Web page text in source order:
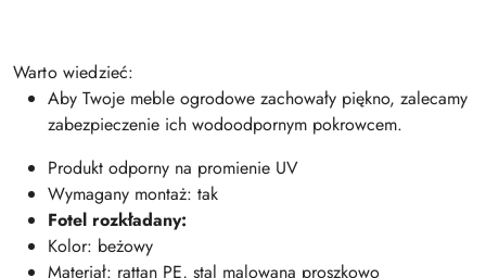
Warto wiedzieć:
Aby Twoje meble ogrodowe zachowały piękno, zalecamy
zabezpieczenie ich wodoodpornym pokrowcem.
Produkt odporny na promienie UV
Wymagany montaż: tak
Fotel rozkładany:
Kolor: beżowy
Materiał: rattan PE, stal malowana proszkowo